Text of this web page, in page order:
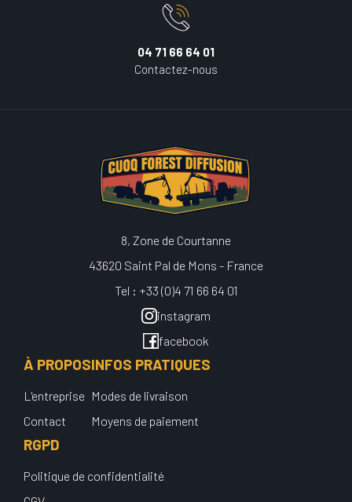
04 71 66 64 01
Contactez-nous
8, Zone de Courtanne
43620 Saint Pal de Mons - France
Tel : +33 (0)4 71 66 64 01
instagram
facebook
À PROPOS
L'entreprise
Contact
INFOS PRATIQUES
Modes de livraison
Moyens de paiement
RGPD
Politique de confidentialité